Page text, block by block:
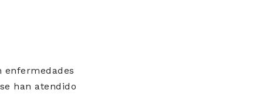
enfermedades
han atendido